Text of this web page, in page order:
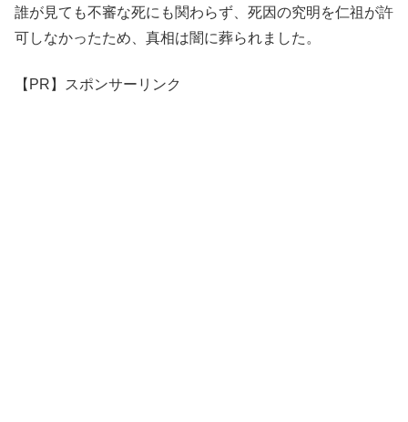
誰が見ても不審な死にも関わらず、死因の究明を仁祖が許
可しなかったため、真相は闇に葬られました。
【PR】スポンサーリンク